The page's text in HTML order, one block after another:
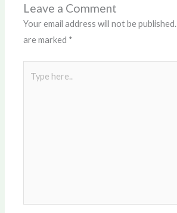
Leave a Comment
Your email address will not be published.
are marked *
here..